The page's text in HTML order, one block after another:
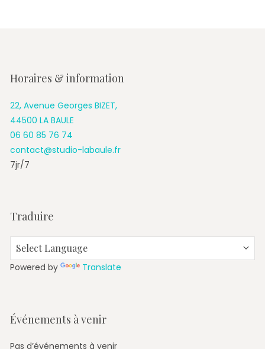
Horaires & information
22, Avenue Georges BIZET,
44500 LA BAULE
06 60 85 76 74
contact@studio-labaule.fr
7jr/7
Traduire
Powered by Translate
Événements à venir
Pas d’événements à venir